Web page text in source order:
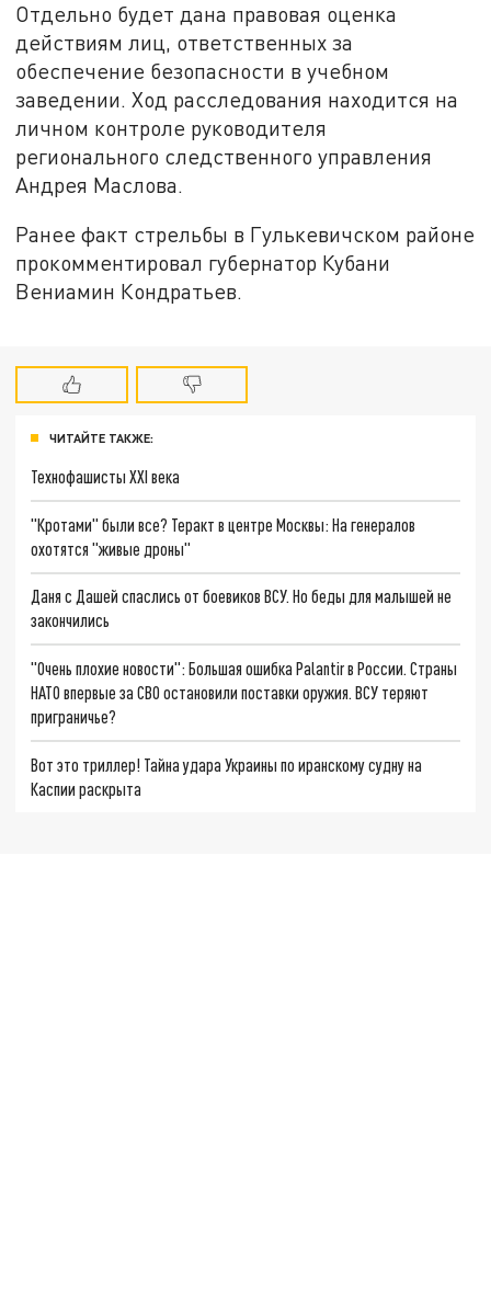
Отдельно будет дана правовая оценка
действиям лиц, ответственных за
обеспечение безопасности в учебном
заведении. Ход расследования находится на
личном контроле руководителя
регионального следственного управления
Андрея Маслова.
Ранее факт стрельбы в Гулькевичском районе
прокомментировал губернатор Кубани
Вениамин Кондратьев.
ЧИТАЙТЕ ТАКЖЕ:
Технофашисты XXI века
"Кротами" были все? Теракт в центре Москвы: На генералов
охотятся "живые дроны"
Даня с Дашей спаслись от боевиков ВСУ. Но беды для малышей не
закончились
"Очень плохие новости": Большая ошибка Palantir в России. Страны
НАТО впервые за СВО остановили поставки оружия. ВСУ теряют
приграничье?
Вот это триллер! Тайна удара Украины по иранскому судну на
Каспии раскрыта